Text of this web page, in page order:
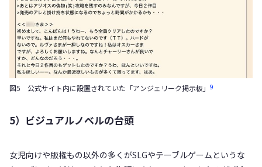
図5 公式サイト内に設置されていた「アンジェリーク掲示板」 9
5）ビジュアルノベルの台頭
女児向けや版権もの以外の多くがSLGやテーブルゲームというな